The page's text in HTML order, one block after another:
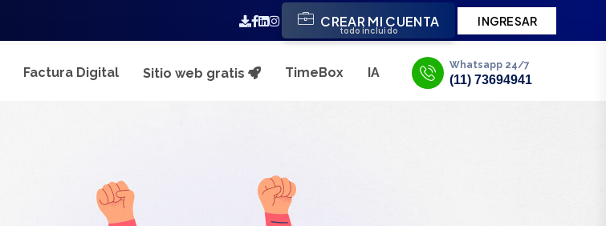
CREAR MI CUENTA
todo incluido
INGRESAR
Factura Digital Sitio web gratis TimeBox IA Whatsapp 24/7
(11) 73694941